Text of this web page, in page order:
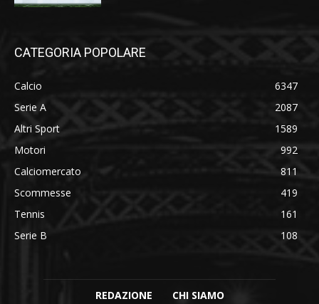
CATEGORIA POPOLARE
Calcio
6347
Serie A
2087
Altri Sport
1589
Motori
992
Calciomercato
811
Scommesse
419
Tennis
161
Serie B
108
REDAZIONE CHI SIAMO